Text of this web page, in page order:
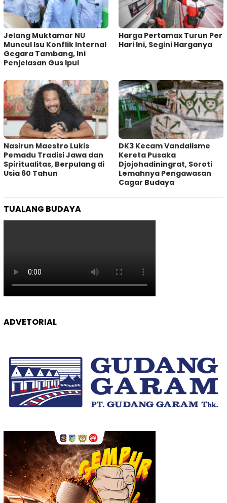
Jelang Muktamar NU
Muncul Isu Konflik Internal
Gegara Tambang, Ini
Penjelasan Gus Ipul
Harga Pertamax Turun Per
Hari Ini, Segini Harganya
‎Nasirun Maestro Lukis
Pemadu Tradisi Jawa dan
Spiritualitas, Berpulang di
Usia 60 Tahun
DK3 Kecam Vandalisme
Kereta Pusaka
Djojohadiningrat, Soroti
Lemahnya Pengawasan
Cagar Budaya
TUALANG BUDAYA
ADVETORIAL